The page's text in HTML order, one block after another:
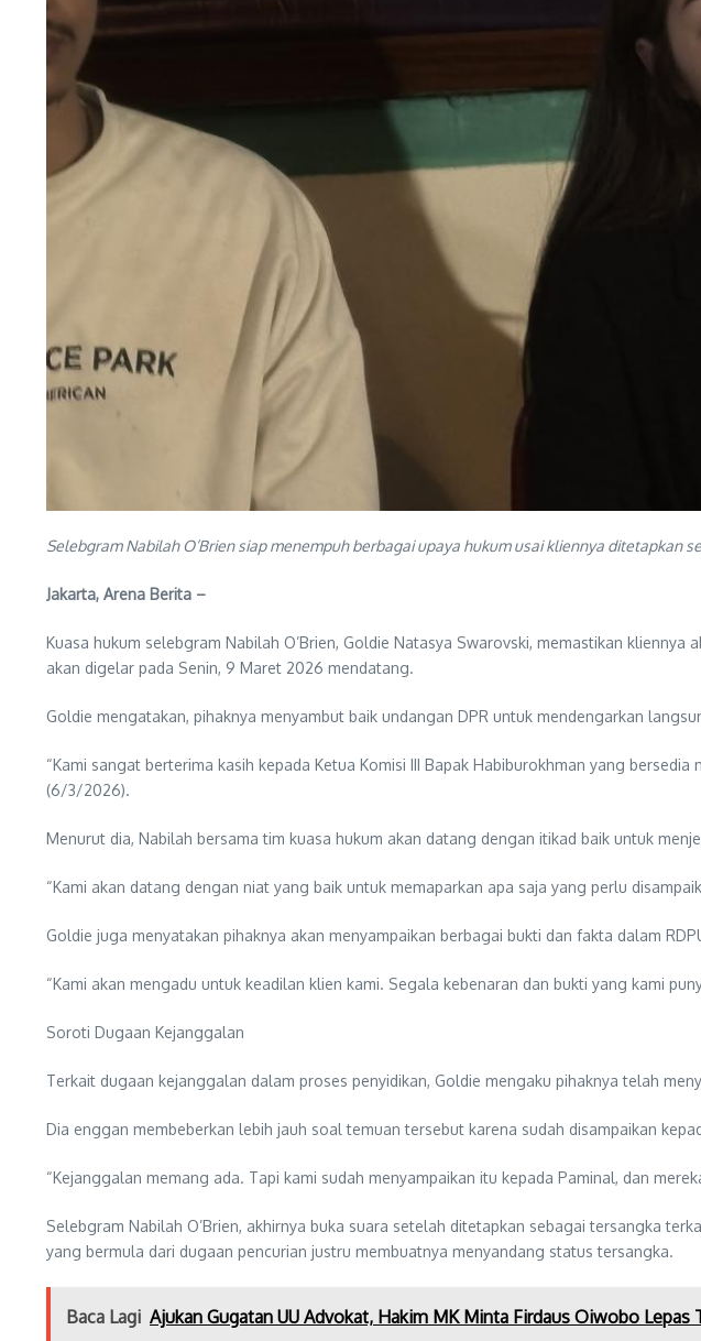
Selebgram Nabilah O’Brien siap menempuh berbagai upaya hukum usai kliennya
Jakarta, Arena Berita –
Kuasa hukum selebgram Nabilah O’Brien, Goldie Natasya Swarovski, memastikan
akan digelar pada Senin, 9 Maret 2026 mendatang.
Goldie mengatakan, pihaknya menyambut baik undangan DPR untuk mendengarkan
“Kami sangat berterima kasih kepada Ketua Komisi III Bapak Habiburokhman yang
(6/3/2026).
Menurut dia, Nabilah bersama tim kuasa hukum akan datang dengan itikad baik untuk
“Kami akan datang dengan niat yang baik untuk memaparkan apa saja yang perlu
Goldie juga menyatakan pihaknya akan menyampaikan berbagai bukti dan fakta dalam
“Kami akan mengadu untuk keadilan klien kami. Segala kebenaran dan bukti yang kami
Soroti Dugaan Kejanggalan
Terkait dugaan kejanggalan dalam proses penyidikan, Goldie mengaku pihaknya telah
Dia enggan membeberkan lebih jauh soal temuan tersebut karena sudah disampaikan
“Kejanggalan memang ada. Tapi kami sudah menyampaikan itu kepada Paminal, dan
Selebgram Nabilah O’Brien, akhirnya buka suara setelah ditetapkan sebagai tersangka
yang bermula dari dugaan pencurian justru membuatnya menyandang status tersangka.
Baca Lagi Ajukan Gugatan UU Advokat, Hakim MK Minta Firdaus Oiwobo Lepas